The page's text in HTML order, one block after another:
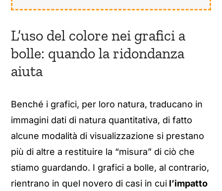
L’uso del colore nei grafici a
bolle: quando la ridondanza
aiuta
Benché i grafici, per loro natura, traducano in
immagini dati di natura quantitativa, di fatto
alcune modalità di visualizzazione si prestano
più di altre a restituire la “misura” di ciò che
stiamo guardando. I grafici a bolle, al contrario,
rientrano in quel novero di casi in cui l’impatto